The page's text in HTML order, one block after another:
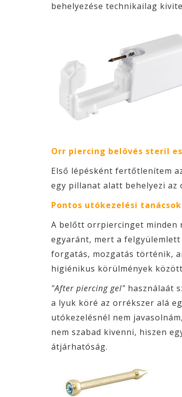
behelyezése technikailag
Orr piercing belövés steril
Első lépésként fertőtlenítem
egy pillanat alatt behelyezi
Pontos utókezelési
A belőtt orrpiercinget minden
egyaránt, mert a
forgatás, mozgatás történik,
higiénikus körülmények
"After piercing gel" használaát
a lyuk köré az orrékszer alá
utókezelésnél nem
nem szabad kivenni, hiszen
átjárhatóság.